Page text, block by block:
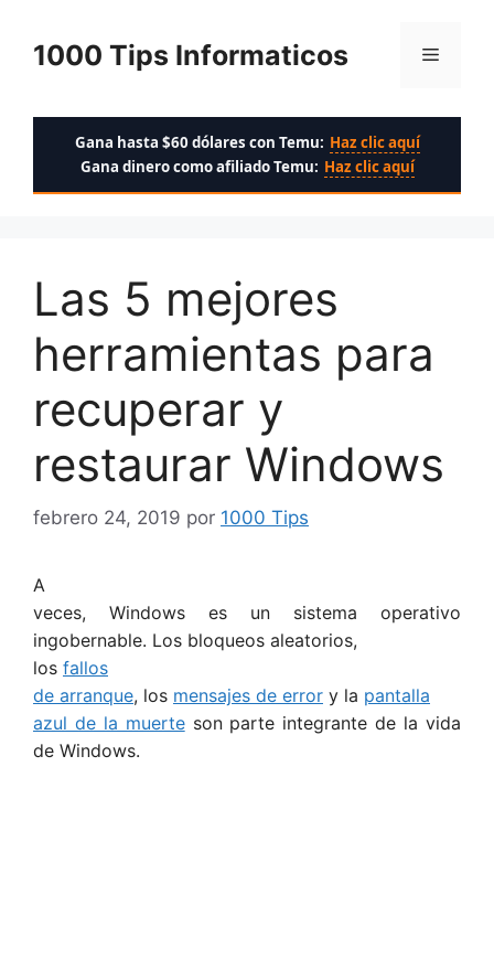
contenido
1000 Tips Informaticos Menú
Gana hasta $60 dólares con Temu: Haz clic aquí
Gana dinero como afiliado Temu: Haz clic aquí
Las 5 mejores
herramientas para
recuperar y
restaurar Windows
febrero 24, 2019 por 1000 Tips
A
veces, Windows es un sistema operativo
ingobernable. Los bloqueos aleatorios,
los fallos
de arranque, los mensajes de error y la pantalla
azul de la muerteson parte integrante de la vida
de Windows.